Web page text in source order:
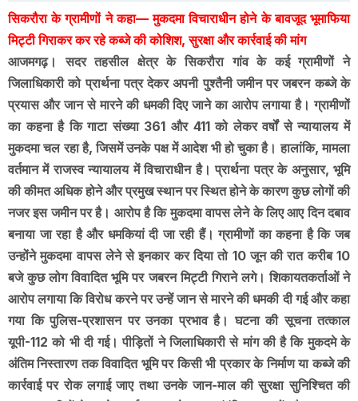
सिकरौरा के ग्रामीणों ने कहा— मुकदमा विचाराधीन होने के बावजूद भूमाफिया
मिट्टी गिराकर कर रहे कब्जे की कोशिश, सुरक्षा और कार्रवाई की मांग
आजमगढ़। सदर तहसील क्षेत्र के सिकरौरा गांव के कई ग्रामीणों ने
जिलाधिकारी को प्रार्थना पत्र देकर अपनी पुश्तैनी जमीन पर जबरन कब्जे के
प्रयास और जान से मारने की धमकी दिए जाने का आरोप लगाया है। ग्रामीणों
का कहना है कि गाटा संख्या 361 और 411 को लेकर वर्षों से न्यायालय में
मुकदमा चल रहा है, जिसमें उनके पक्ष में आदेश भी हो चुका है। हालांकि, मामला
वर्तमान में राजस्व न्यायालय में विचाराधीन है। प्रार्थना पत्र के अनुसार, भूमि
की कीमत अधिक होने और प्रमुख स्थान पर स्थित होने के कारण कुछ लोगों की
नजर इस जमीन पर है। आरोप है कि मुकदमा वापस लेने के लिए आए दिन दबाव
बनाया जा रहा है और धमकियां दी जा रही हैं। ग्रामीणों का कहना है कि जब
उन्होंने मुकदमा वापस लेने से इनकार कर दिया तो 10 जून की रात करीब 10
बजे कुछ लोग विवादित भूमि पर जबरन मिट्टी गिराने लगे। शिकायतकर्ताओं ने
आरोप लगाया कि विरोध करने पर उन्हें जान से मारने की धमकी दी गई और कहा
गया कि पुलिस-प्रशासन पर उनका प्रभाव है। घटना की सूचना तत्काल
यूपी-112 को भी दी गई। पीड़ितों ने जिलाधिकारी से मांग की है कि मुकदमे के
अंतिम निस्तारण तक विवादित भूमि पर किसी भी प्रकार के निर्माण या कब्जे की
कार्रवाई पर रोक लगाई जाए तथा उनके जान-माल की सुरक्षा सुनिश्चित की